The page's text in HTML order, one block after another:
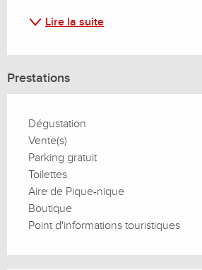
Lire la suite
Prestations
Dégustation
Vente(s)
Parking gratuit
Toilettes
Aire de Pique-nique
Boutique
Point d'informations touristiques